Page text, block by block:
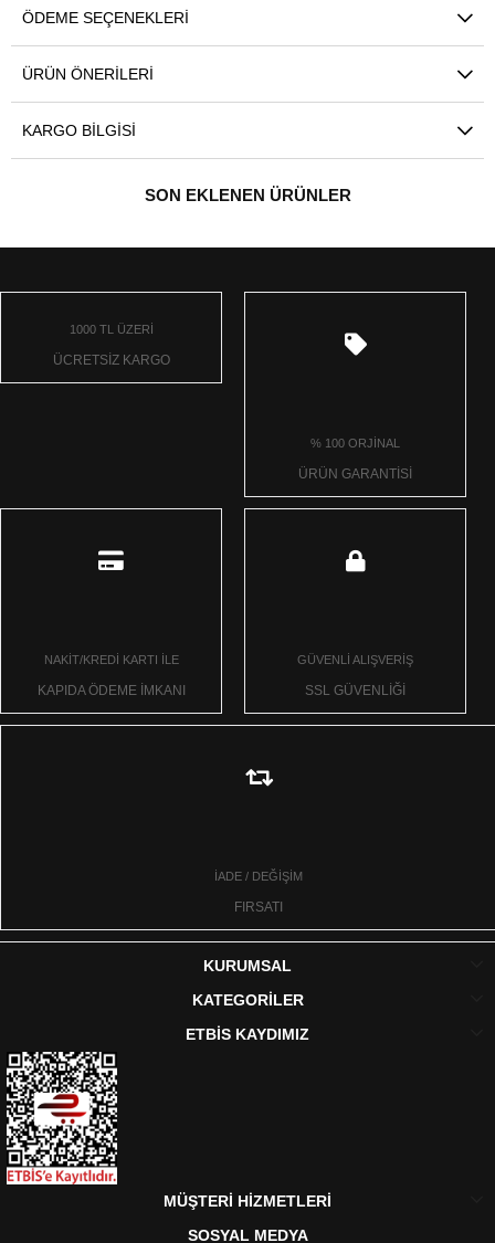
ÖDEME SEÇENEKLERI
ÜRÜN ÖNERILERI
KARGO BILGISI
SON EKLENEN ÜRÜNLER
1000 TL ÜZERİ
ÜCRETSİZ KARGO
% 100 ORJİNAL
ÜRÜN GARANTİSİ
NAKİT/KREDİ KARTI İLE
KAPIDA ÖDEME İMKANI
GÜVENLİ ALIŞVERİŞ
SSL GÜVENLİĞİ
İADE / DEĞİŞİM
FIRSATI
KURUMSAL
KATEGORİLER
ETBİS KAYDIMIZ
MÜŞTERİ HİZMETLERİ
SOSYAL MEDYA